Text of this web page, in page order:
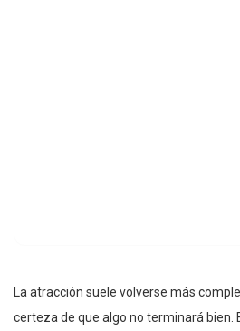
La atracción suele volverse más
certeza de que algo no terminará bien.